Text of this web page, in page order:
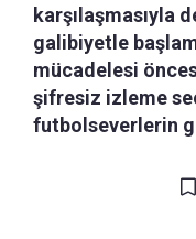
karşılaşmasıyla
galibiyetle
mücadelesi
şifresiz izleme
futbolseverlerin